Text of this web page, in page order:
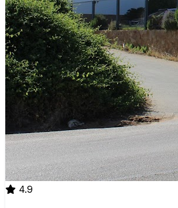
4.9